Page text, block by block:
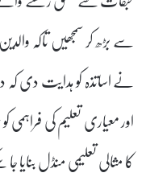
سے بڑھ کر سمجھیں تاکہ
نے اساتذہ کو ہدایت دی کہ
کا مثالی تعلیمی منڈل بنایا